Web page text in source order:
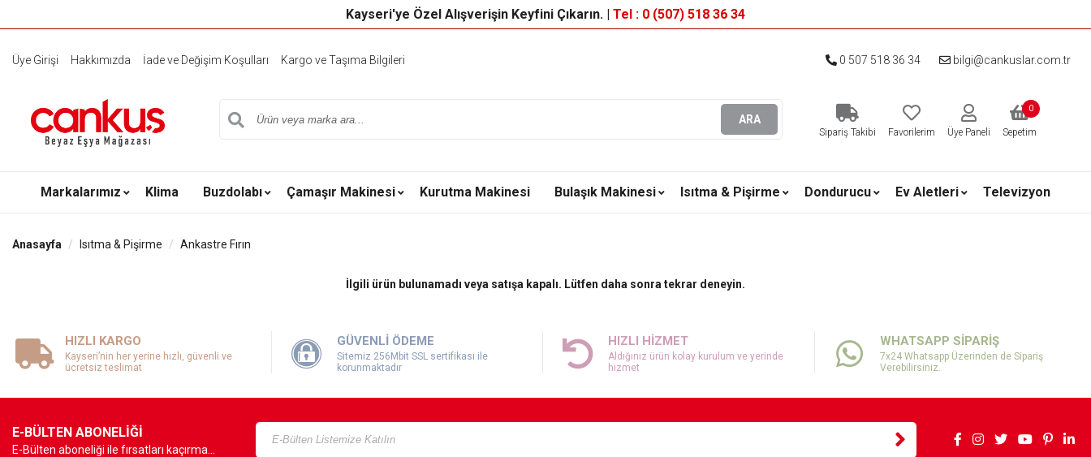
Kayseri'ye Özel Alışverişin Keyfini Çıkarın. | Tel : 0 (507) 518 36 34
Üye Girişi Hakkımızda İade ve Değişim Koşulları Kargo ve Taşıma Bilgileri 0 507 518 36 34 bilgi@cankuslar.com.tr
ARA
Sipariş Takibi Favorilerim Üye Paneli Sepetim
0
Markalarımız Klima Buzdolabı Çamaşır Makinesi Kurutma Makinesi Bulaşık Makinesi Isıtma & Pişirme Dondurucu Ev Aletleri Televizyon
Anasayfa Isıtma & Pişirme Ankastre Fırın
İlgili ürün bulunamadı veya satışa kapalı. Lütfen daha sonra tekrar deneyin.
HIZLI KARGO
Kayseri’nin her yerine hızlı, güvenli ve
ücretsiz teslimat
GÜVENLİ ÖDEME
Sitemiz 256Mbit SSL sertifikası ile
korunmaktadır
HIZLI HİZMET
Aldığınız ürün kolay kurulum ve yerinde
hizmet
WHATSAPP SİPARİŞ
7x24 Whatsapp Üzerinden de Sipariş
Verebilirsiniz.
E-BÜLTEN ABONELİĞİ
E-Bülten aboneliği ile fırsatları kaçırma...